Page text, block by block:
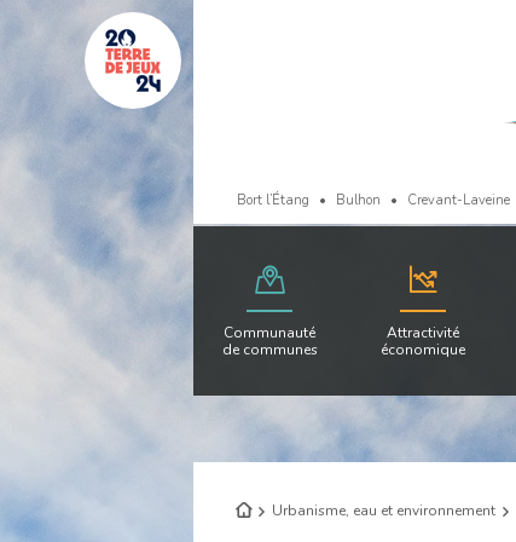
Bort l’Étang Bulhon Crevant-Laveine
Communauté
de communes
Attractivité
économique
RetourUrbanisme, eau et environnement